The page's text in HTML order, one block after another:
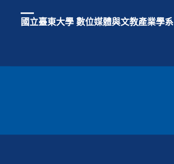
國立臺東大學 數位媒體與文教產業學系